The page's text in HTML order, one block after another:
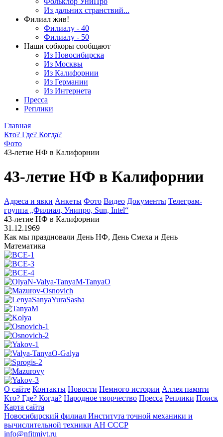
Из дальних странствий...
Филиал жив!
Филиалу - 40
Филиалу - 50
Наши собкоры сообщают
Из Новосибирска
Из Москвы
Из Калифорнии
Из Германии
Из Интернета
Пресса
Реплики
Главная
Кто? Где? Когда?
Фото
43-летие НФ в Калифорнии
43-летие НФ в Калифорнии
Адреса и явки Анкеты Фото Видео Документы Телеграм-
группа „Филиал, Унипро, Sun, Intel“
43-летие НФ в Калифорнии
31.12.1969
Как мы праздновали День НФ, День Смеха и День
Математика
О сайте Контакты Новости Немного истории Аллея памяти
Кто? Где? Когда? Народное творчество Пресса Реплики Поиск
Карта сайта
Новосибирский филиал Института точной механики и
вычислительной техники АН СССР
info@nfitmivt.ru